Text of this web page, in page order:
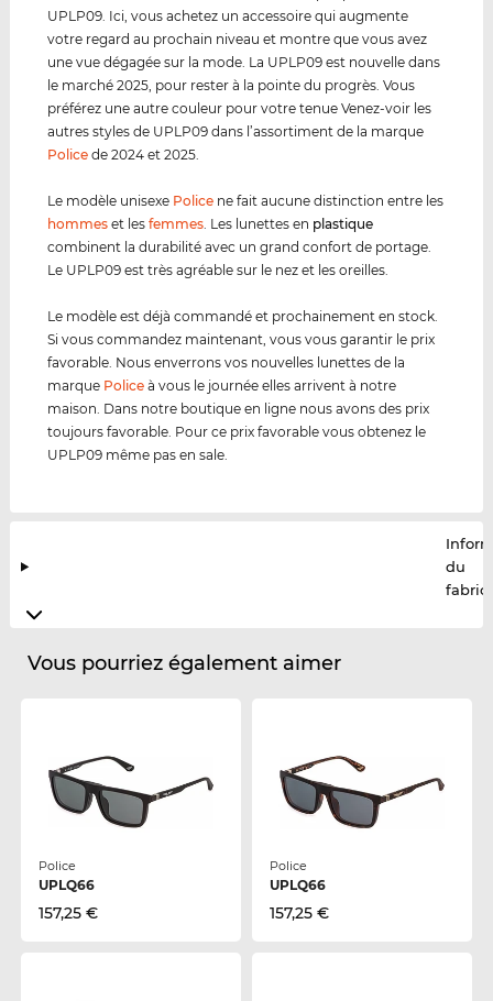
UPLP09. Ici, vous achetez un accessoire qui augmente
votre regard au prochain niveau et montre que vous avez
une vue dégagée sur la mode. La UPLP09 est nouvelle dans
le marché 2025, pour rester à la pointe du progrès. Vous
préférez une autre couleur pour votre tenue Venez-voir les
autres styles de UPLP09 dans l’assortiment de la marque
Police de 2024 et 2025.
Le modèle unisexe Police ne fait aucune distinction entre les
hommes et lesfemmes . Les lunettes en plastique
combinent la durabilité avec un grand confort de portage.
Le UPLP09 est très agréable sur le nez et les oreilles.
Le modèle est déjà commandé et prochainement en stock.
Si vous commandez maintenant, vous vous garantir le prix
favorable. Nous enverrons vos nouvelles lunettes de la
marque Police à vous le journée elles arrivent à notre
maison. Dans notre boutique en ligne nous avons des prix
toujours favorable. Pour ce prix favorable vous obtenez le
UPLP09 même pas en sale.
du
Vous pourriez également aimer
Police
UPLQ66
157,25 €
Police
UPLQ66
157,25 €